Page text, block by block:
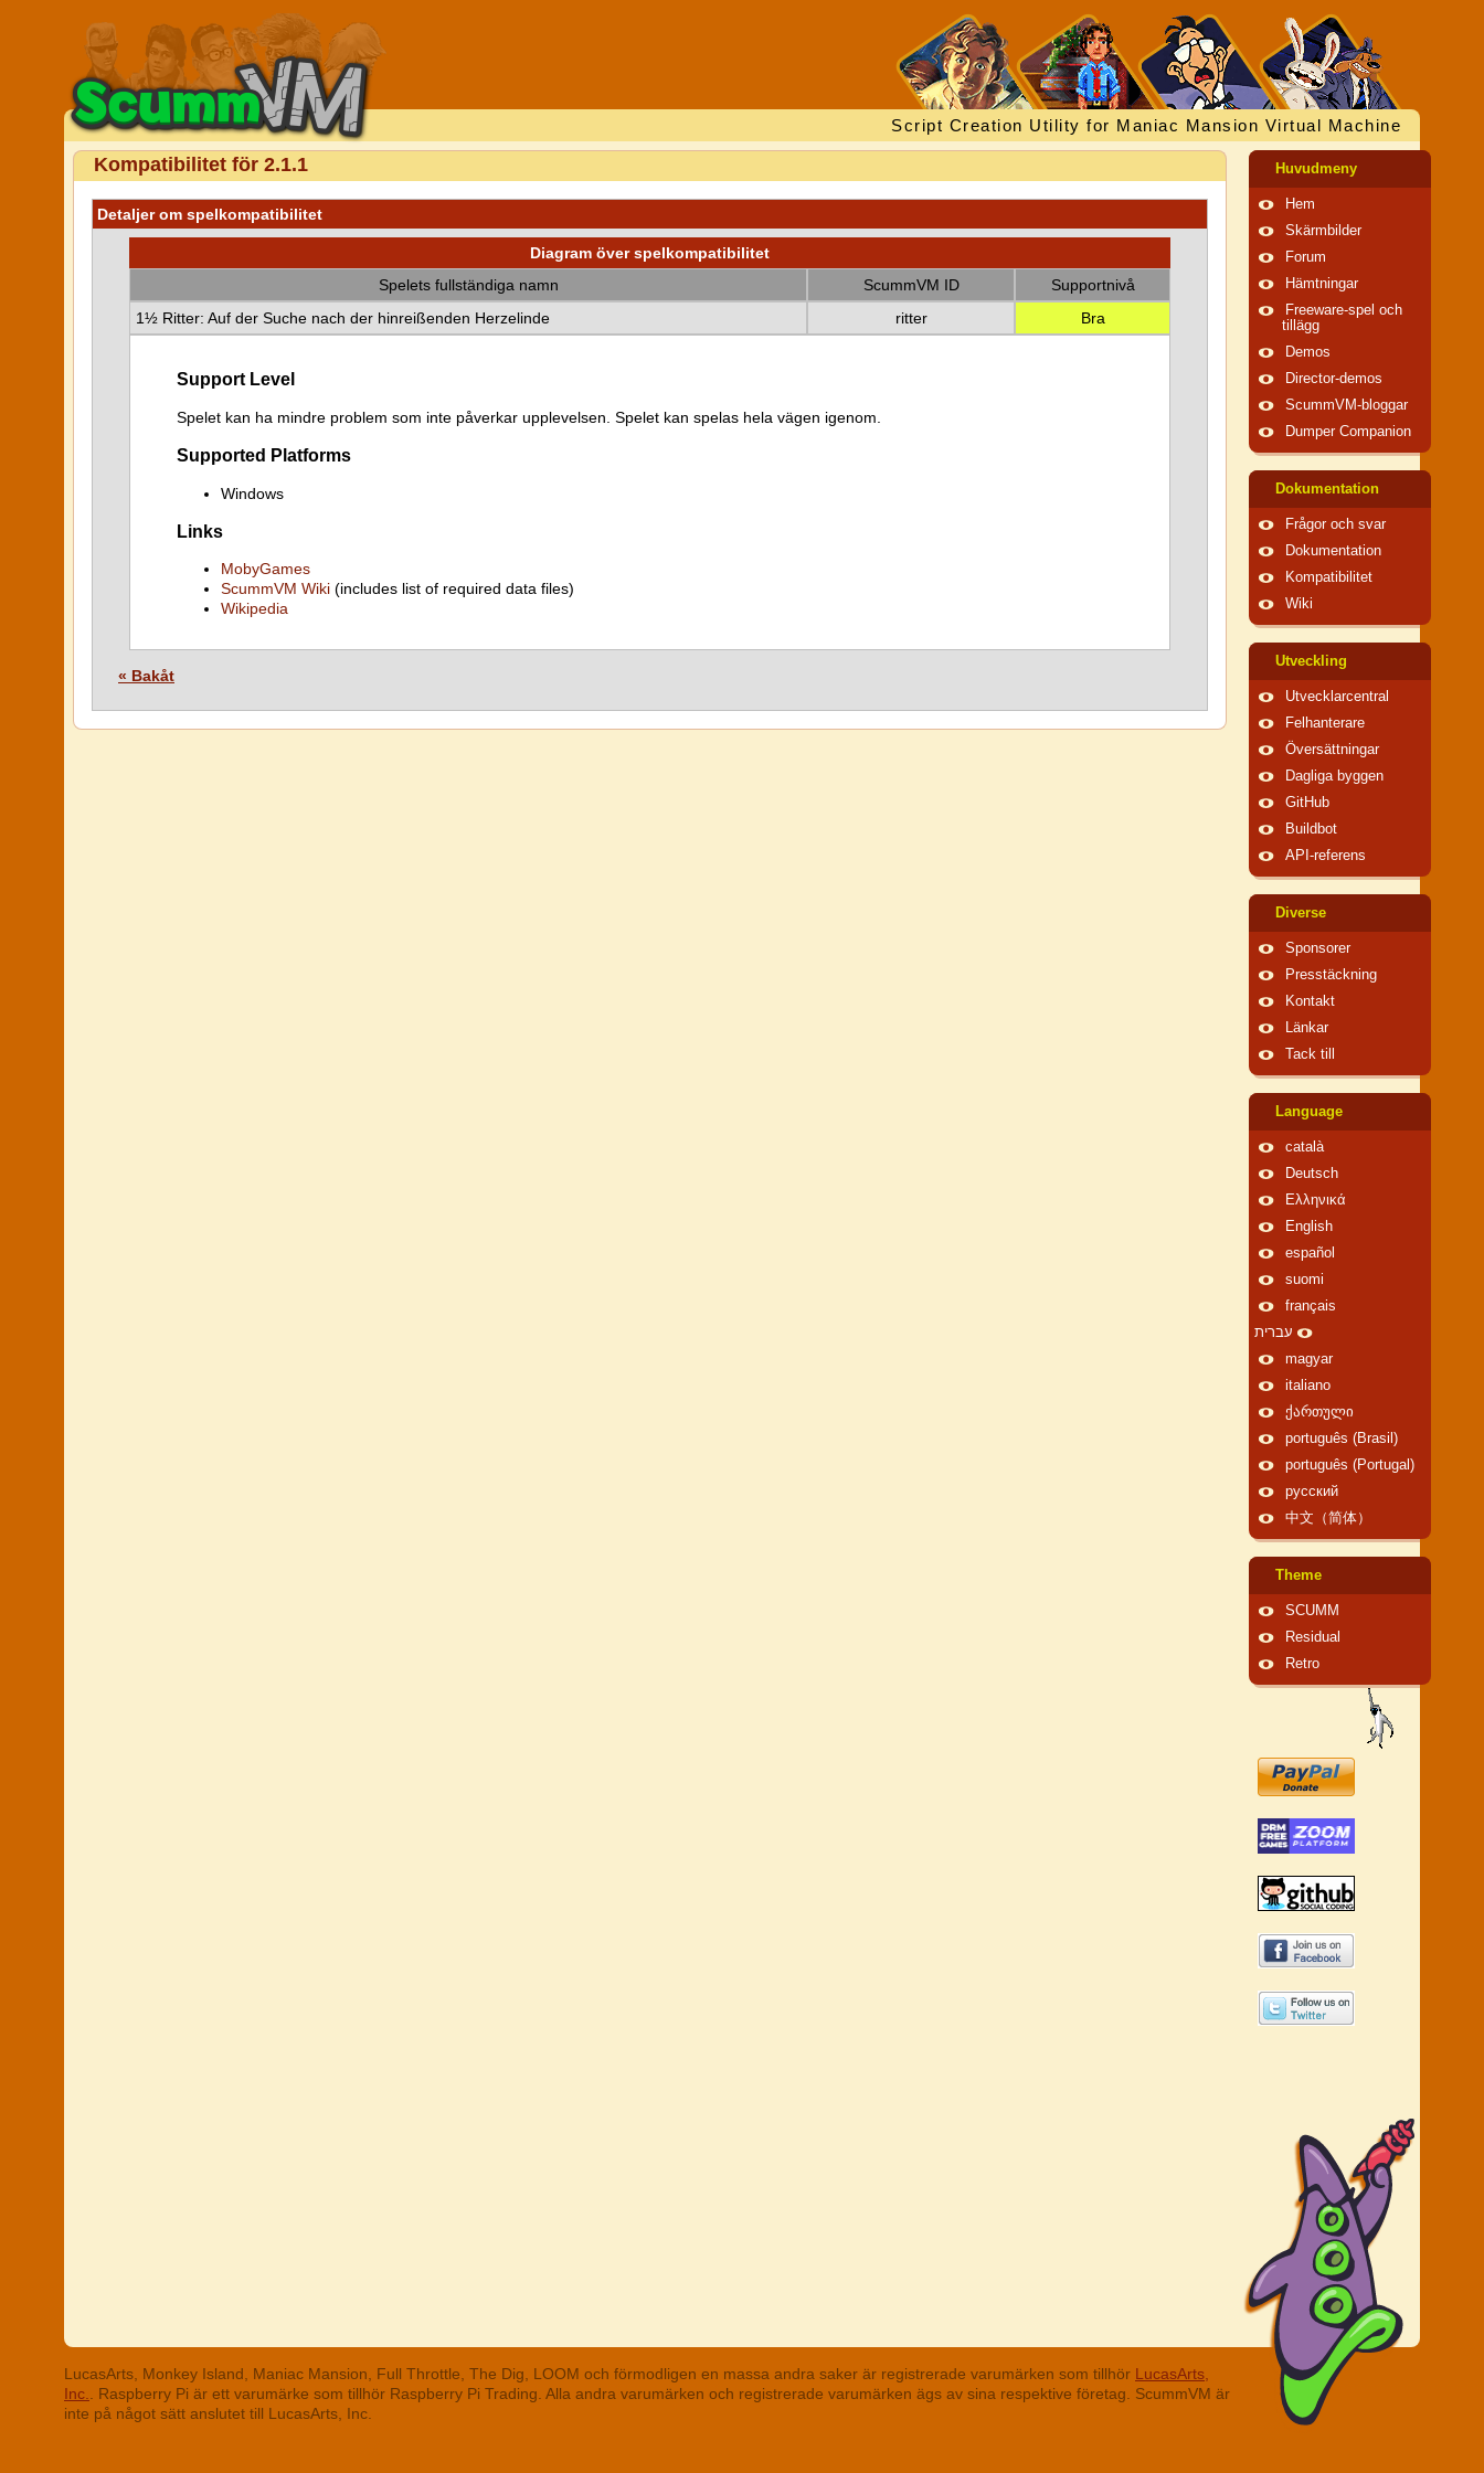
Script Creation Utility for Maniac Mansion Virtual Machine
Kompatibilitet för 2.1.1
Detaljer om spelkompatibilitet
Diagram över spelkompatibilitet
Spelets fullständiga namn
ScummVM ID
Supportnivå
1½ Ritter: Auf der Suche nach der hinreißenden Herzelinde
ritter Bra
Support Level
Spelet kan ha mindre problem som inte påverkar upplevelsen. Spelet kan spelas hela vägen igenom.
Supported Platforms
Windows
Links
MobyGames
ScummVM Wiki (includes list of required data files)
Wikipedia
« Bakåt
Huvudmeny
Hem
Skärmbilder
Forum
Hämtningar
Freeware-spel och
tillägg
Demos
Director-demos
ScummVM-bloggar
Dumper Companion
Dokumentation
Frågor och svar
Dokumentation
Kompatibilitet
Wiki
Utveckling
Utvecklarcentral
Felhanterare
Översättningar
Dagliga byggen
GitHub
Buildbot
API-referens
Diverse
Sponsorer
Presstäckning
Kontakt
Länkar
Tack till
Language
català
Deutsch
Ελληνικά
English
español
suomi
français
עברית
magyar
italiano
ქართული
português (Brasil)
português (Portugal)
русский
中文（简体）
Theme
SCUMM
Residual
Retro
LucasArts, Monkey Island, Maniac Mansion, Full Throttle, The Dig, LOOM och förmodligen en massa andra saker är registrerade varumärken som tillhör LucasArts,
Inc.
. Raspberry Pi är ett varumärke som tillhör Raspberry Pi Trading. Alla andra varumärken och registrerade varumärken ägs av sina respektive företag. ScummVM är
inte på något sätt anslutet till LucasArts, Inc.